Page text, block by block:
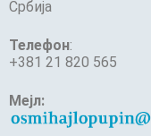
Србија
Телефон:
+381 21 820 565
Мејл: